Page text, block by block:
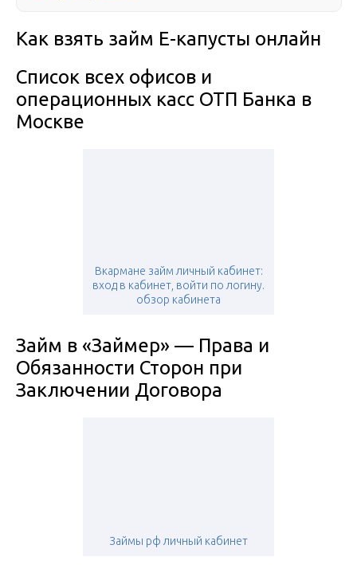
Как взять займ Е-капусты онлайн
Список всех офисов и
операционных касс ОТП Банка в
Москве
Вкармане займ личный кабинет:
вход в кабинет, войти по логину.
обзор кабинета
Займ в «Займер» — Права и
Обязанности Сторон при
Заключении Договора
Займы рф личный кабинет